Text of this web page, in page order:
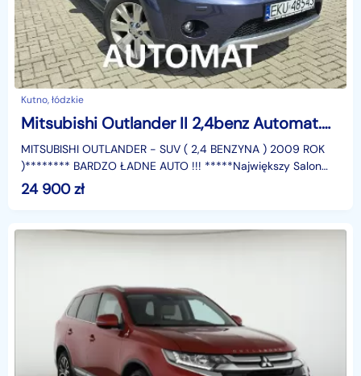
Kutno, łódzkie
Mitsubishi Outlander II 2,4benz Automat.Napęd 4x4.Szyberdach.Skóry.7 osobowe.Tempomat
MITSUBISHI OUTLANDER - SUV ( 2,4 BENZYNA ) 2009 ROK
)******** BARDZO ŁADNE AUTO !!! *****Największy Salon
Samochodów Używanych DUDKI 11, KutnoKontakt do dział
24 900zł